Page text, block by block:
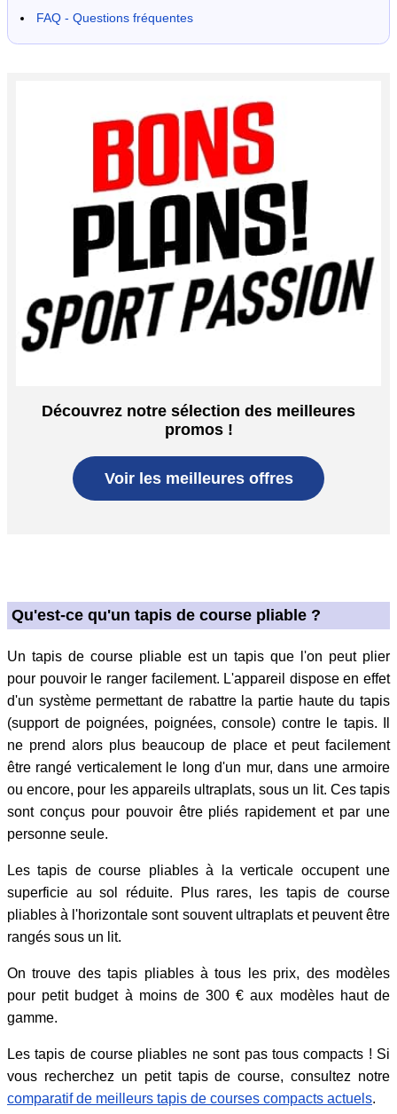
FAQ - Questions fréquentes
Découvrez notre sélection des meilleures
promos !
Voir les meilleures offres
Qu'est-ce qu'un tapis de course pliable ?
Un tapis de course pliable est un tapis que l'on peut plier
pour pouvoir le ranger facilement. L'appareil dispose en effet
d'un système permettant de rabattre la partie haute du tapis
(support de poignées, poignées, console) contre le tapis. Il
ne prend alors plus beaucoup de place et peut facilement
être rangé verticalement le long d'un mur, dans une armoire
ou encore, pour les appareils ultraplats, sous un lit. Ces tapis
sont conçus pour pouvoir être pliés rapidement et par une
personne seule.
Les tapis de course pliables à la verticale occupent une
superficie au sol réduite. Plus rares, les tapis de course
pliables à l'horizontale sont souvent ultraplats et peuvent être
rangés sous un lit.
On trouve des tapis pliables à tous les prix, des modèles
pour petit budget à moins de 300 € aux modèles haut de
gamme.
Les tapis de course pliables ne sont pas tous compacts ! Si
vous recherchez un petit tapis de course, consultez notre
comparatif de meilleurs tapis de courses compacts actuels.